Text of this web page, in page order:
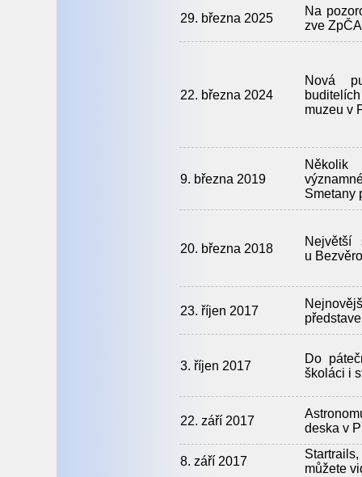
29. března 2025
Na
zve
22. března 2024
Nová
muzeu v
9. března 2019
Smetany
20. března 2018
u
23. říjen 2017
3. říjen 2017
Do
školáci i
22. září 2017
deska v
8. září 2017
můžete